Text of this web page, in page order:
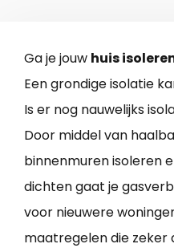
Ga je jouw huis
Een grondige isolatie
Is er nog nauwelijks
Door middel van
binnenmuren isoleren
dichten gaat je
voor nieuwere
maatregelen die zeker